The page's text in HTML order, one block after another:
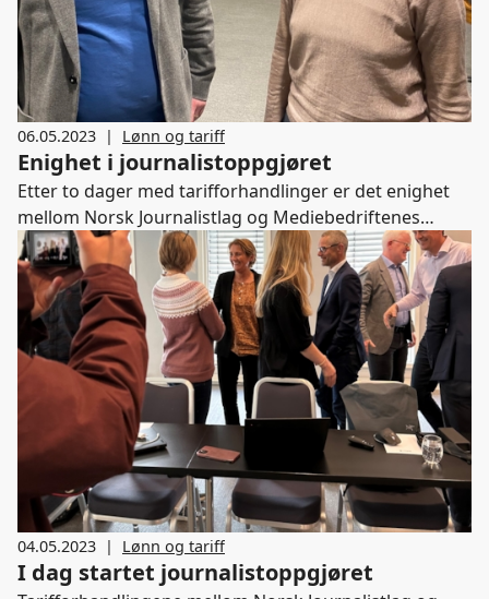
06.05.2023 | Lønn og tariff
Enighet i journalistoppgjøret
Etter to dager med tarifforhandlinger er det enighet
mellom Norsk Journalistlag og Mediebedriftenes
Landsforening i årets mellomoppgjør.
04.05.2023 | Lønn og tariff
I dag startet journalistoppgjøret